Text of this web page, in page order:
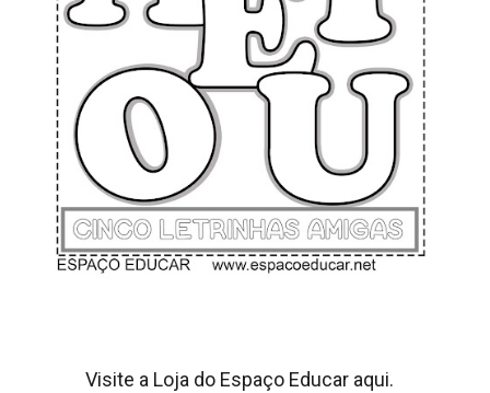
Visite a Loja do Espaço Educar aqui.